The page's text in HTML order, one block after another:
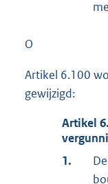
O
Artikel 6.100
gewijzigd:
Artikel
1.